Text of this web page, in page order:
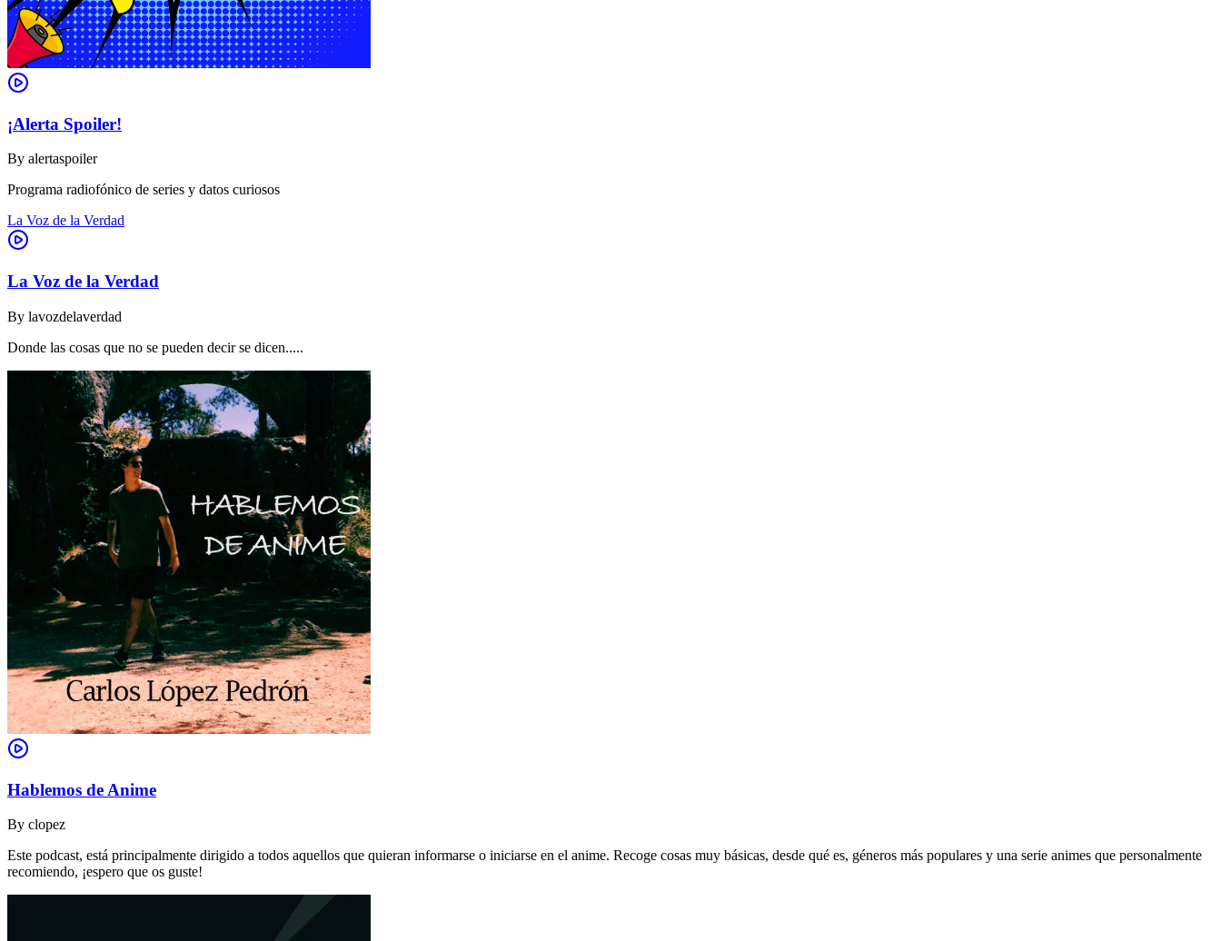
¡Alerta Spoiler!
By alertaspoiler
Programa radiofónico de series y datos curiosos
La Voz de la Verdad
La Voz de la Verdad
By lavozdelaverdad
Donde las cosas que no se pueden decir se dicen.....
Hablemos de Anime
By clopez
Este podcast, está principalmente dirigido a todos aquellos que quieran informarse o iniciarse en el anime. Recoge cosas muy básicas, desde qué es, géneros más populares y una serie animes que personalmente
recomiendo, ¡espero que os guste!